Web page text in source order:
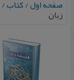
صفحه اول/کتاب/
زبان